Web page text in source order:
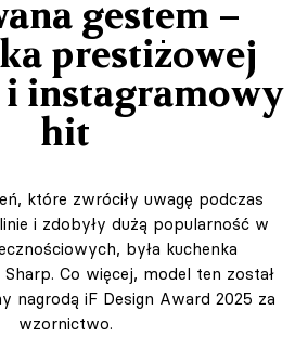
gestem –
prestiżowej
instagramowy
hit
które zwróciły uwagę podczas
i zdobyły dużą popularność w
była kuchenka
Co więcej, model ten został
nagrodą iF Design Award 2025 za
wzornictwo.